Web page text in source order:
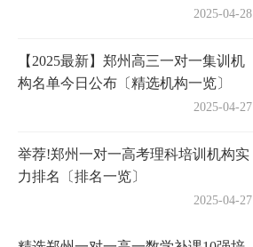
2025-04-28
【2025最新】郑州高三一对一集训机
构名单今日公布〔精选机构一览〕
2025-04-27
举荐!郑州一对一高考理科培训机构实
力排名〔排名一览〕
2025-04-27